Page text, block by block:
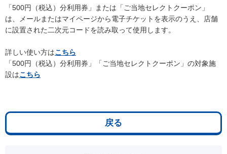
「500円（税込）分利用券」または「ご当地セレクトクーポン」
は、メールまたはマイページから電子チケットを表示のうえ、店舗
に設置された二次元コードを読み取って使用します。
詳しい使い方はこちら
「500円（税込）分利用券」「ご当地セレクトクーポン」の対象施
設はこちら
戻る